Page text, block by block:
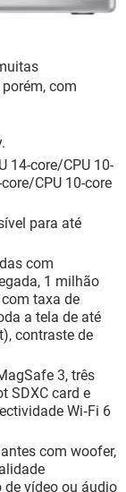
com
14-core/CPU 10-
CPU 10-core
para até
com
1 milhão
taxa de
a tela de até
contraste de
3, três
SDXC card e
Wi‑Fi 6
com woofer,
vídeo ou áudio